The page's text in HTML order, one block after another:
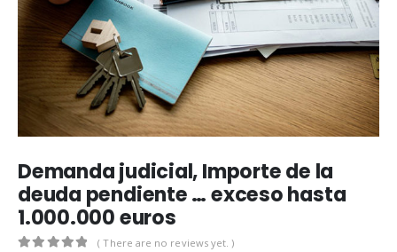
Demanda judicial, Importe de la
deuda pendiente … exceso hasta
1.000.000 euros
( There are no reviews yet. )